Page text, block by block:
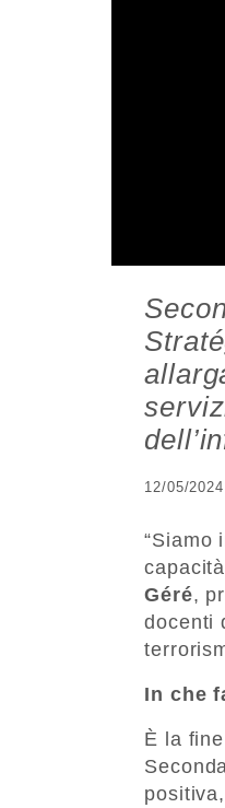
12/05/2024
“Siamo
Géré,
docenti
In che
È la